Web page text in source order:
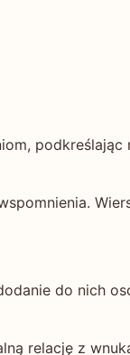
do nich
relację z